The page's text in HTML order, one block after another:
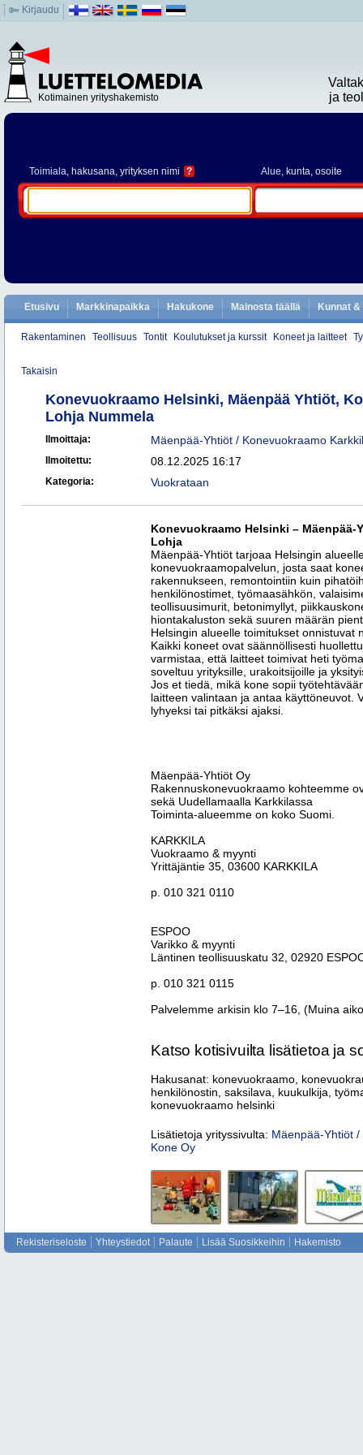
Kirjaudu
Kotimainen yrityshakemisto
ja
Toimiala, hakusana, yrityksen nimi ? Alue, kunta, osoite
Etusivu Markkinapaikka Hakukone Mainosta täällä Kunnat
Rakentaminen Teollisuus Tontit Koulutukset ja kurssit Koneet ja laitteet
Takaisin
Konevuokraamo Helsinki, Mäenpää Yhtiöt,
Lohja Nummela
Ilmoittaja: Mäenpää-Yhtiöt / Konevuokraamo
Ilmoitettu: 08.12.2025 16:17
Kategoria: Vuokrataan
Konevuokraamo Helsinki – Mäenpää-
Lohja
Mäenpää-Yhtiöt tarjoaa Helsingin
konevuokraamopalvelun, josta saat
rakennukseen, remontointiin kuin
henkilönostimet, työmaasähkön,
teollisuusimurit, betonimyllyt,
hiontakaluston sekä suuren määrän
Helsingin alueelle toimitukset onnistuvat
Kaikki koneet ovat säännöllisesti
varmistaa, että laitteet toimivat heti
soveltuu yrityksille, urakoitsijoille ja
Jos et tiedä, mikä kone sopii
laitteen valintaan ja antaa käyttöneuvot.
lyhyeksi tai pitkäksi ajaksi.
Mäenpää-Yhtiöt Oy
Rakennuskonevuokraamo kohteemme
sekä Uudellamaalla Karkkilassa
Toiminta-alueemme on koko Suomi.
KARKKILA
Vuokraamo & myynti
Yrittäjäntie 35, 03600 KARKKILA
p. 010 321 0110
ESPOO
Varikko & myynti
Läntinen teollisuuskatu 32, 02920
p. 010 321 0115
Palvelemme arkisin klo 7–16, (Muina
Katso kotisivuilta lisätietoa ja
Hakusanat: konevuokraamo,
henkilönostin, saksilava, kuukulkija,
konevuokraamo helsinki
Lisätietoja yrityssivulta: Mäenpää-Yhtiöt
Kone Oy
Rekisteriseloste Yhteystiedot Palaute Lisää Suosikkeihin Hakemisto